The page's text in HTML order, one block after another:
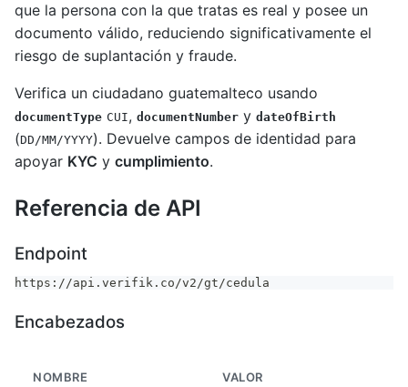
que la persona con la que tratas es real y posee un
documento válido, reduciendo significativamente el
riesgo de suplantación y fraude.
Verifica un ciudadano guatemalteco usando
documentType CUI, documentNumber y dateOfBirth
(DD/MM/YYYY). Devuelve campos de identidad para
apoyar KYC y cumplimiento.
Referencia de API
Endpoint
https://api.verifik.co/v2/gt/cedula
Encabezados
NOMBRE VALOR